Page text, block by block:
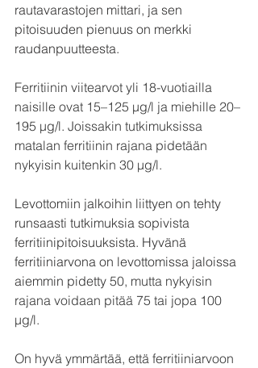
rautavarastojen mittari, ja sen
pitoisuuden pienuus on merkki
raudanpuutteesta.
Ferritiinin viitearvot yli 18-vuotiailla
naisille ovat 15–125 µg/l ja miehille 20–
195 µg/l. Joissakin tutkimuksissa
matalan ferritiinin rajana pidetään
nykyisin kuitenkin 30 µg/l.
Levottomiin jalkoihin liittyen on tehty
runsaasti tutkimuksia sopivista
ferritiinipitoisuuksista. Hyvänä
ferritiiniarvona on levottomissa jaloissa
aiemmin pidetty 50, mutta nykyisin
rajana voidaan pitää 75 tai jopa 100
µg/l.
On hyvä ymmärtää, että ferritiiniarvoon